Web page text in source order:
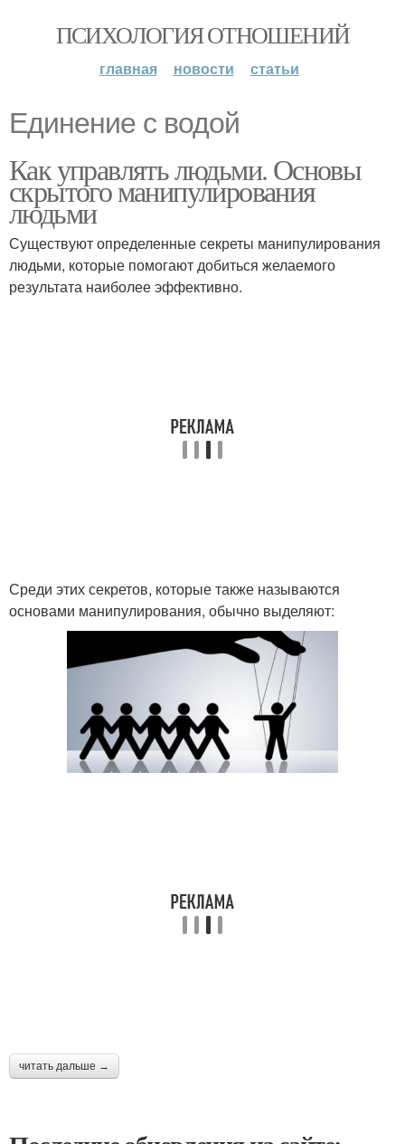
ПСИХОЛОГИЯ ОТНОШЕНИЙ
главная новости статьи
Единение с водой
Как управлять людьми. Основы
скрытого манипулирования
людьми
Существуют определенные секреты манипулирования
людьми, которые помогают добиться желаемого
результата наиболее эффективно.
Среди этих секретов, которые также называются
основами манипулирования, обычно выделяют:
читать дальше →